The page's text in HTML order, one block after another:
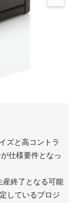
ズと高コントラ
仕様要件となっ
終了となる可能
しているプロジ